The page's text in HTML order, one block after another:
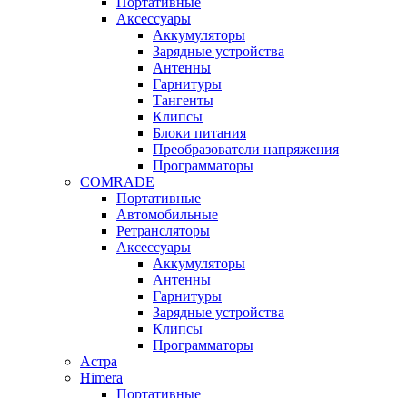
Аксессуары
Аккумуляторы
Зарядные устройства
Антенны
Гарнитуры
Тангенты
Клипсы
Блоки питания
Преобразователи напряжения
Программаторы
COMRADE
Портативные
Автомобильные
Ретрансляторы
Аксессуары
Аккумуляторы
Антенны
Гарнитуры
Зарядные устройства
Клипсы
Программаторы
Астра
Himera
Портативные